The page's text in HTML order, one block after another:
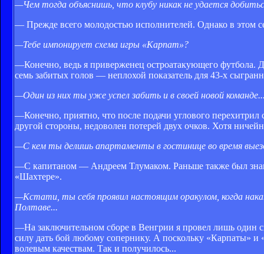
—Чем тогда объяснишь, что клубу никак не удается
— Прежде всего молодостью исполнителей. Однако в этом
—Тебе импонирует схема игры «Карпат»?
—Конечно, ведь я приверженец остроатакующего футбола.
семь забитых голов — неплохой показатель для 43-х
—Один из них ты уже успел забить и в своей новой
—Конечно, приятно, что после подачи углового перехитрил
другой стороны, недоволен потерей двух очков. Хотя
—С кем ты делишь апартаменты в гостинице во время
—С капитаном — Андреем Тлумаком. Раньше также был
«Шахтере».
—Кстати, ты себя проявил настоящим оракулом, когда
Полтаве...
—На заключительном сборе в Венгрии я провел лишь один
силу дать бой любому сопернику. А поскольку «Карпаты» и
волевым качествам. Так и получилось...